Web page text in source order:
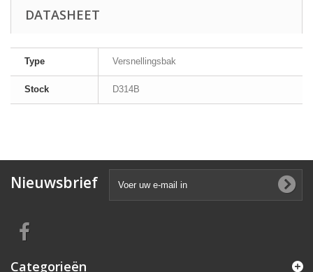
DATASHEET
Type Versnellingsbak
Stock D314B
Nieuwsbrief
Categorieën